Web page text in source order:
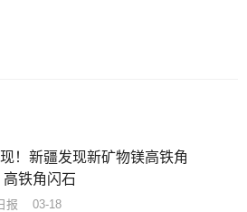
！新疆发现新矿物镁高铁角
高铁角闪石
报 03-18